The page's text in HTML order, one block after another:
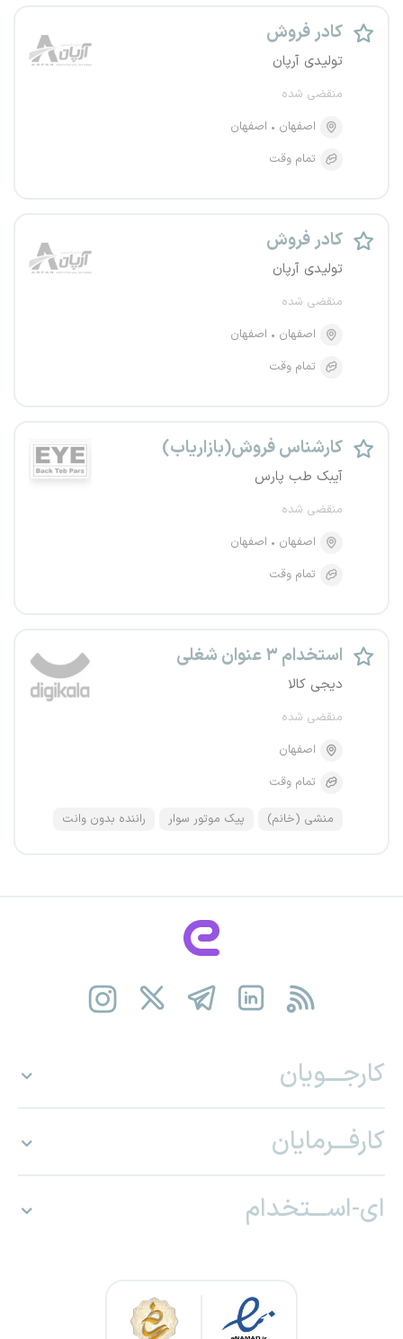
کادر فروش
تولیدی آرپان
منقضی شده
اصفهان
اصفهان
تمام وقت
کادر فروش
تولیدی آرپان
منقضی شده
اصفهان
اصفهان
تمام وقت
کارشناس فروش(بازاریاب)
آیبک طب پارس
منقضی شده
اصفهان
اصفهان
تمام وقت
استخدام ۳ عنوان شغلی
دیجی کالا
منقضی شده
اصفهان
تمام وقت
منشی (خانم) پیک موتور سوار راننده بدون وانت
کارجـــویان
کارفـــرمایان
ای-اســـتخدام